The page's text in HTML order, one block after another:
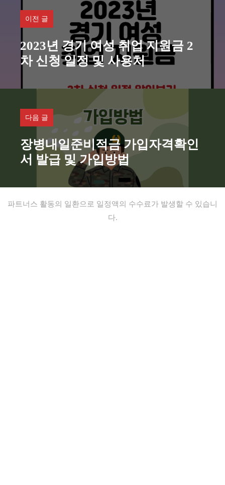
이전 글
2023년 경기 여성 취업 지원금 2
차 신청 일정 및 사용처
다음 글
장병내일준비적금 가입자격확인
서 발급 및 가입방법
파트너스 활동의 일환으로 일정액의 수수료가 발생할 수 있습니
다.